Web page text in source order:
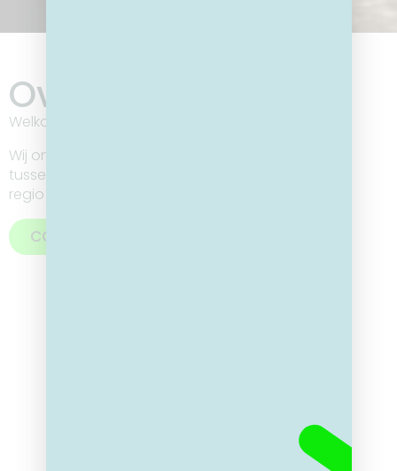
Over ons
Welkom bij onze 2GO Antwerpen!
Wij ondersteunen van kanszoekende jongeren
tussen de 18 en 30 jaar die woonachtig zijn in de
regio Antwerpen.
CONTACTEER ONS